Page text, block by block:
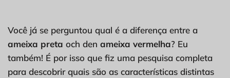
Você já se perguntou qual é a diferença entre a
ameixa preta och den ameixa vermelha? Eu
também! É por isso que fiz uma pesquisa completa
para descobrir quais são as características distintas